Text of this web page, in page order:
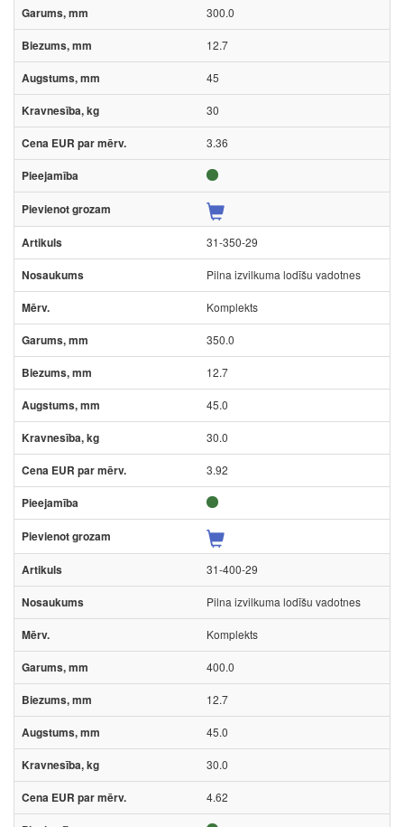
300.0
12.7
45
30
3.36
31-350-29
Pilna izvilkuma lodīšu vadotnes
Komplekts
350.0
12.7
45.0
30.0
3.92
31-400-29
Pilna izvilkuma lodīšu vadotnes
Komplekts
400.0
12.7
45.0
30.0
4.62